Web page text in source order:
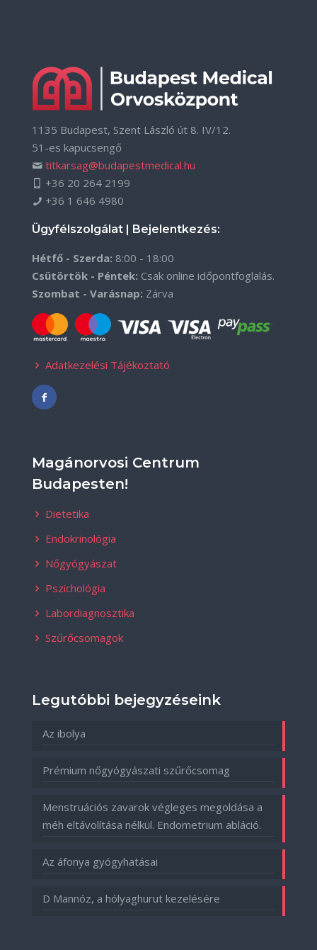
1135 Budapest, Szent László út 8. IV/12.
51-es kapucsengő
titkarsag@budapestmedical.hu
+36 20 264 2199
+36 1 646 4980
Ügyfélszolgálat | Bejelentkezés:
Hétfő - Szerda: 8:00 - 18:00
Csütörtök - Péntek: Csak online időpontfoglalás.
Szombat - Varásnap: Zárva
Adatkezelési Tájékoztató
Magánorvosi Centrum
Budapesten!
Dietetika
Endokrinológia
Nőgyógyászat
Pszichológia
Labordiagnosztika
Szűrőcsomagok
Legutóbbi bejegyzéseink
Az ibolya
Prémium nőgyógyászati szűrőcsomag
Menstruációs zavarok végleges megoldása a
méh eltávolítása nélkül. Endometrium abláció.
Az áfonya gyógyhatásai
D Mannóz, a hólyaghurut kezelésére